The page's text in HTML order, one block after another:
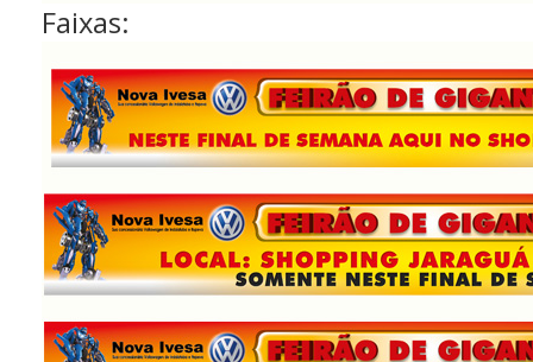
Faixas: